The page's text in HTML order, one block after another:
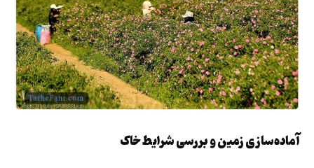
آماده‌سازی زمین و بررسی شرایط خاک